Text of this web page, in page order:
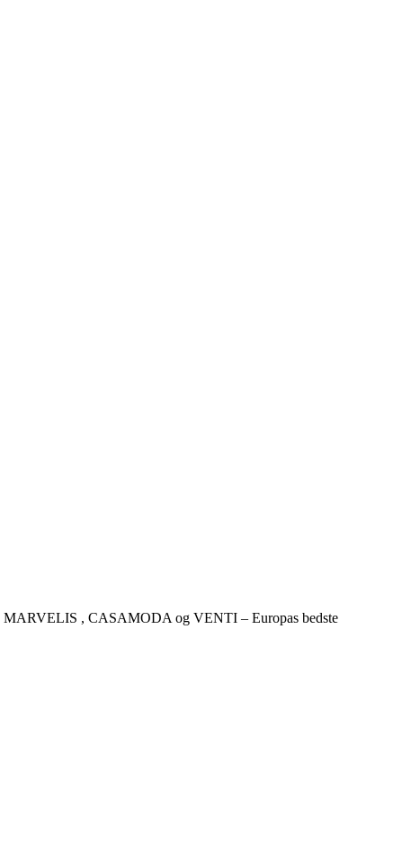
MARVELIS , CASAMODA og VENTI – Europas bedste